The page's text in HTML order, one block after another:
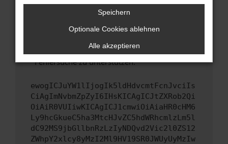
Wende dich an den Webseitenbetreiber.
Wenn du alle oben genannten Schritte versucht
hast, kontaktiere uns bitte. Wir werden
uns diesen Text schicken, um uns bei der
Fehlersuche zu unterstützen:
ewogICJuYW1lIjogIk5ldHdvcmtFcnJvciIs
CiAgImNvbmZpZyI6IHsKICAgICJtZXRob2Qi
OiAiR0VUIiwKICAgICJ1cmwiOiAiaHR0cHM6
Ly9hcGkueC5ha3MtcHJvZC5hdWRhcmlzLm5l
dC92MS9jbGllbnRzLzIyNDQvd2Vic2l0ZS12
ZWhpY2xlcy8yMzI2Ml9HV19SR0JWUyUyMzIw
Speichern
Optionale Cookies ablehnen
Alle akzeptieren